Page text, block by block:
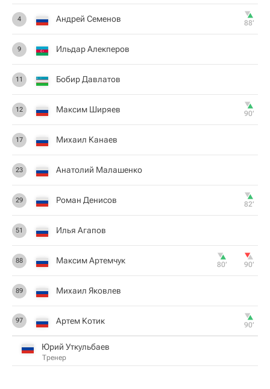
4 Андрей Семенов 88‎’‎
9 Ильдар Алекперов
11 Бобир Давлатов
12 Максим Ширяев 90‎’‎
17 Михаил Канаев
23 Анатолий Малашенко
29 Роман Денисов 82‎’‎
51 Илья Агапов
88 Максим Артемчук 80‎’‎ 90‎’‎
89 Михаил Яковлев
97 Артем Котик 90‎’‎
Юрий Уткульбаев
Тренер